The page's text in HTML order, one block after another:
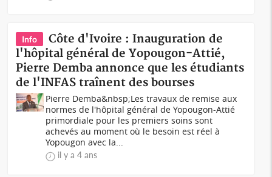
Info
Côte d'Ivoire : Inauguration de
l'hôpital général de Yopougon-Attié,
Pierre Demba annonce que les étudiants
de l'INFAS traînent des bourses
Pierre Demba&nbsp;Les travaux de remise aux
normes de l'hôpital général de Yopougon-Attié
primordiale pour les premiers soins sont
achevés au moment où le besoin est réel à
Yopougon avec la...
il y a 4 ans